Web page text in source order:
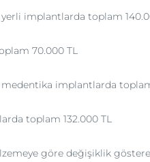
yerli implantlarda toplam
70.000 TL
medentika implantlarda
toplam 132.000 TL
göre değişiklik